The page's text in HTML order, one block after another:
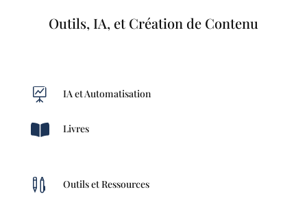
Outils, IA, et Création de Contenu
 IA et Automatisation
 Livres
 Outils et Ressources